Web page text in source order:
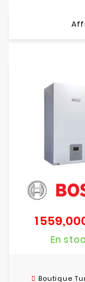
Electroménager
Réseau
Sécurité
Mobilités
1
En
Boutique